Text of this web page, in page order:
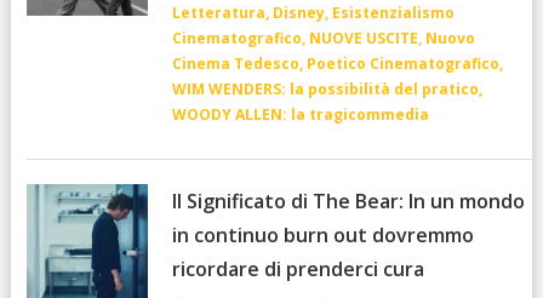
Letteratura, Disney, Esistenzialismo
Cinematografico, NUOVE USCITE, Nuovo
Cinema Tedesco, Poetico Cinematografico,
WIM WENDERS: la possibilità del pratico,
WOODY ALLEN: la tragicommedia
Il Significato di The Bear: In un mondo
in continuo burn out dovremmo
ricordare di prenderci cura